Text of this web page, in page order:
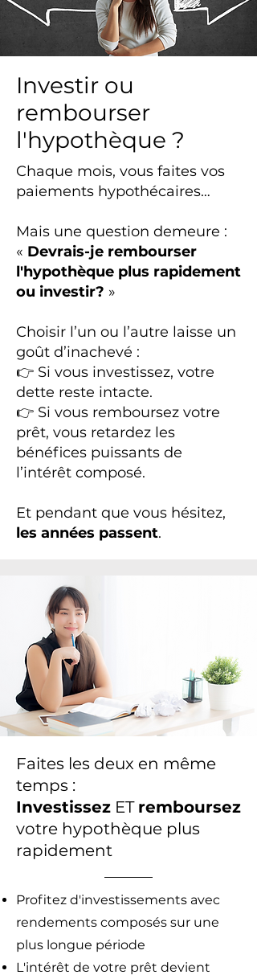
Investir ou
rembourser
l'hypothèque ?
Chaque mois, vous faites vos
paiements hypothécaires…
Mais une question demeure :
« Devrais-je rembourser
l'hypothèque plus rapidement
ou investir? »
Choisir l’un ou l’autre laisse un
goût d’inachevé :
👉 Si vous investissez, votre
dette reste intacte.
👉 Si vous remboursez votre
prêt, vous retardez les
bénéfices puissants de
l’intérêt composé.
Et pendant que vous hésitez,
les années passent.
Faites les deux en même
temps :
Investissez ET remboursez
votre hypothèque plus
rapidement
Profitez d'investissements avec
rendements composés sur une
plus longue période
L'intérêt de votre prêt devient